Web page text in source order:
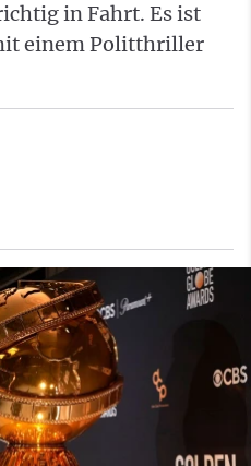
in Fahrt. Es ist
einem Politthriller